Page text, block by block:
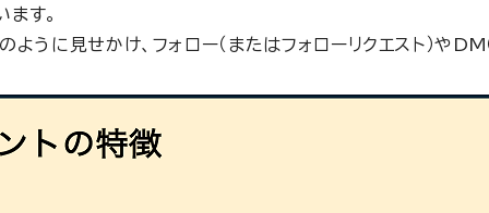
す。
に見せかけ、フォロー（またはフォローリクエスト）や